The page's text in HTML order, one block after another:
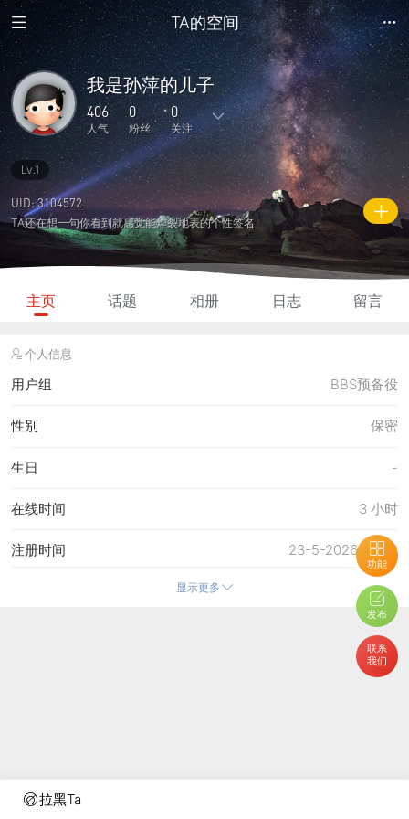
拉黑Ta
TA的空间
功能
发布
联系
我们
我是孙萍的儿子
406
人气
0
粉丝
0
关注
3
主题
0
回复
0
日志
0
相册
0
好友
0 0
关注
0
说说
406
人气 积分
Lv.1
UID: 3104572
TA还在想一句你看到就感觉能炸裂地表的个性签名
主页 话题 相册 日志 留言
个人信息
用户组 BBS预备役
保密
性别
-
生日
3 小时
在线时间
23-5-2026 20:42
注册时间
11-6-2026 18:53
11-6-2026 14:12
26-5-2026 21:02
显示更多